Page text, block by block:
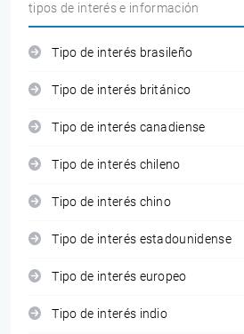
tipos de interés e información
Tipo de interés brasileño
Tipo de interés británico
Tipo de interés canadiense
Tipo de interés chileno
Tipo de interés chino
Tipo de interés estadounidense
Tipo de interés europeo
Tipo de interés indio